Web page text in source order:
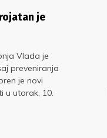
je
Vlada je
preveniranja
je novi
u utorak, 10.